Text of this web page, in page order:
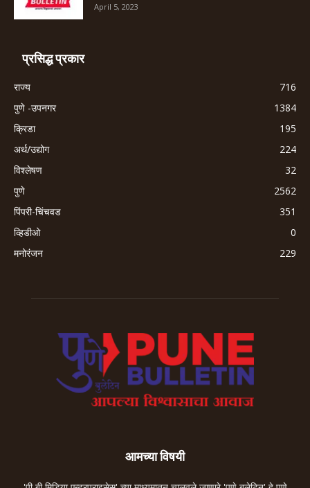
April 5, 2023
प्रसिद्ध प्रकार
राज्य
716
पुणे -उपनगर
1384
क्रिडा
195
अर्थ/उद्योग
224
विश्लेषण
32
पुणे
2562
पिंपरी-चिंचवड
351
व्हिडीओ
0
मनोरंजन
229
आमच्या विषयी